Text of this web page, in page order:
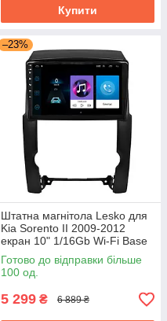
Купити
–23%
Штатна магнітола Lesko для
Kia Sorento II 2009-2012
екран 10" 1/16Gb Wi-Fi Base
GPS Android Кіа
Готово до відправки більше
100 од.
5 299 ₴ 6 889 ₴